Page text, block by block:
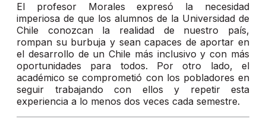
El profesor Morales expresó la necesidad
imperiosa de que los alumnos de la Universidad de
Chile conozcan la realidad de nuestro país,
rompan su burbuja y sean capaces de aportar en
el desarrollo de un Chile más inclusivo y con más
oportunidades para todos. Por otro lado, el
académico se comprometió con los pobladores en
seguir trabajando con ellos y repetir esta
experiencia a lo menos dos veces cada semestre.